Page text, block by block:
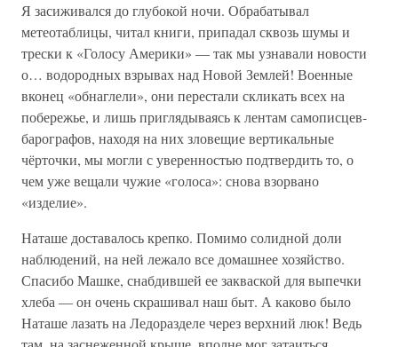
Я засиживался до глубокой ночи. Обрабатывал
метеотаблицы, читал книги, припадал сквозь шумы и
трески к «Голосу Америки» — так мы узнавали новости
о… водородных взрывах над Новой Землей! Военные
вконец «обнаглели», они перестали скликать всех на
побережье, и лишь приглядываясь к лентам самописцев-
барографов, находя на них зловещие вертикальные
чёрточки, мы могли с уверенностью подтвердить то, о
чем уже вещали чужие «голоса»: снова взорвано
«изделие».
Наташе доставалось крепко. Помимо солидной доли
наблюдений, на ней лежало все домашнее хозяйство.
Спасибо Машке, снабдившей ее закваской для выпечки
хлеба — он очень скрашивал наш быт. А каково было
Наташе лазать на Ледоразделе через верхний люк! Ведь